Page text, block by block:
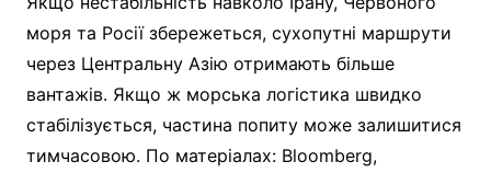
моря та Росії збережеться, сухопутні маршрути
через Центральну Азію отримають більше
вантажів. Якщо ж морська логістика швидко
стабілізується, частина попиту може залишитися
тимчасовою. По матеріалах: Bloomberg,